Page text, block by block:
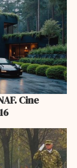
Cine